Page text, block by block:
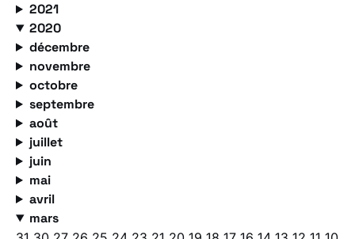
2021
2020
décembre
novembre
octobre
septembre
août
juillet
juin
mai
avril
mars